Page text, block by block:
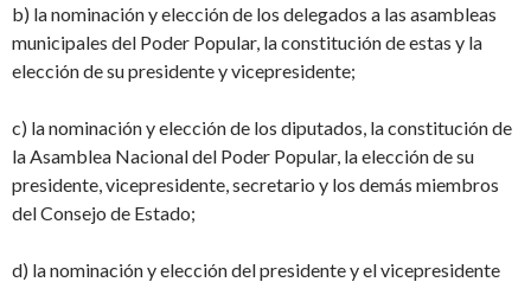
b) la nominación y elección de los delegados a las asambleas
municipales del Poder Popular, la constitución de estas y la
elección de su presidente y vicepresidente;
c) la nominación y elección de los diputados, la constitución de
la Asamblea Nacional del Poder Popular, la elección de su
presidente, vicepresidente, secretario y los demás miembros
del Consejo de Estado;
d) la nominación y elección del presidente y el vicepresidente